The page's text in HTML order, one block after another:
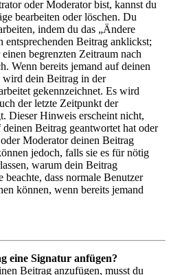
oder Moderator bist, kannst du
bearbeiten oder löschen. Du
indem du das „Ändere
entsprechenden Beitrag anklickst;
begrenzten Zeitraum nach
Wenn bereits jemand auf deinen
wird dein Beitrag in der
gekennzeichnet. Es wird
der letzte Zeitpunkt der
Dieser Hinweis erscheint nicht,
Beitrag geantwortet hat oder
Moderator deinen Beitrag
jedoch, falls sie es für nötig
warum dein Beitrag
dass normale Benutzer
können, wenn bereits jemand
eine Signatur anfügen?
Beitrag anzufügen, musst du